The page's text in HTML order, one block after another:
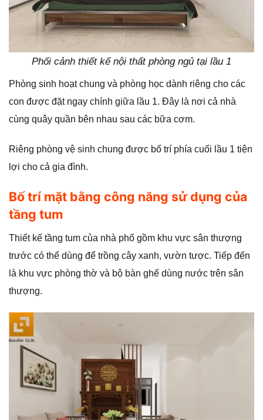
Phối cảnh thiết kế nội thất phòng ngủ tại lầu 1
Phòng sinh hoạt chung và phòng học dành riêng cho các
con được đặt ngay chính giữa lầu 1. Đây là nơi cả nhà
cùng quây quần bên nhau sau các bữa cơm.
Riêng phòng vệ sinh chung được bố trí phía cuối lầu 1 tiện
lợi cho cả gia đình.
Bố trí mặt bằng công năng sử dụng của
tầng tum
Thiết kế tầng tum của nhà phố gồm khu vực sân thượng
trước có thể dùng để trồng cây xanh, vườn tược. Tiếp đến
là khu vực phòng thờ và bộ bàn ghế dùng nước trên sân
thượng.